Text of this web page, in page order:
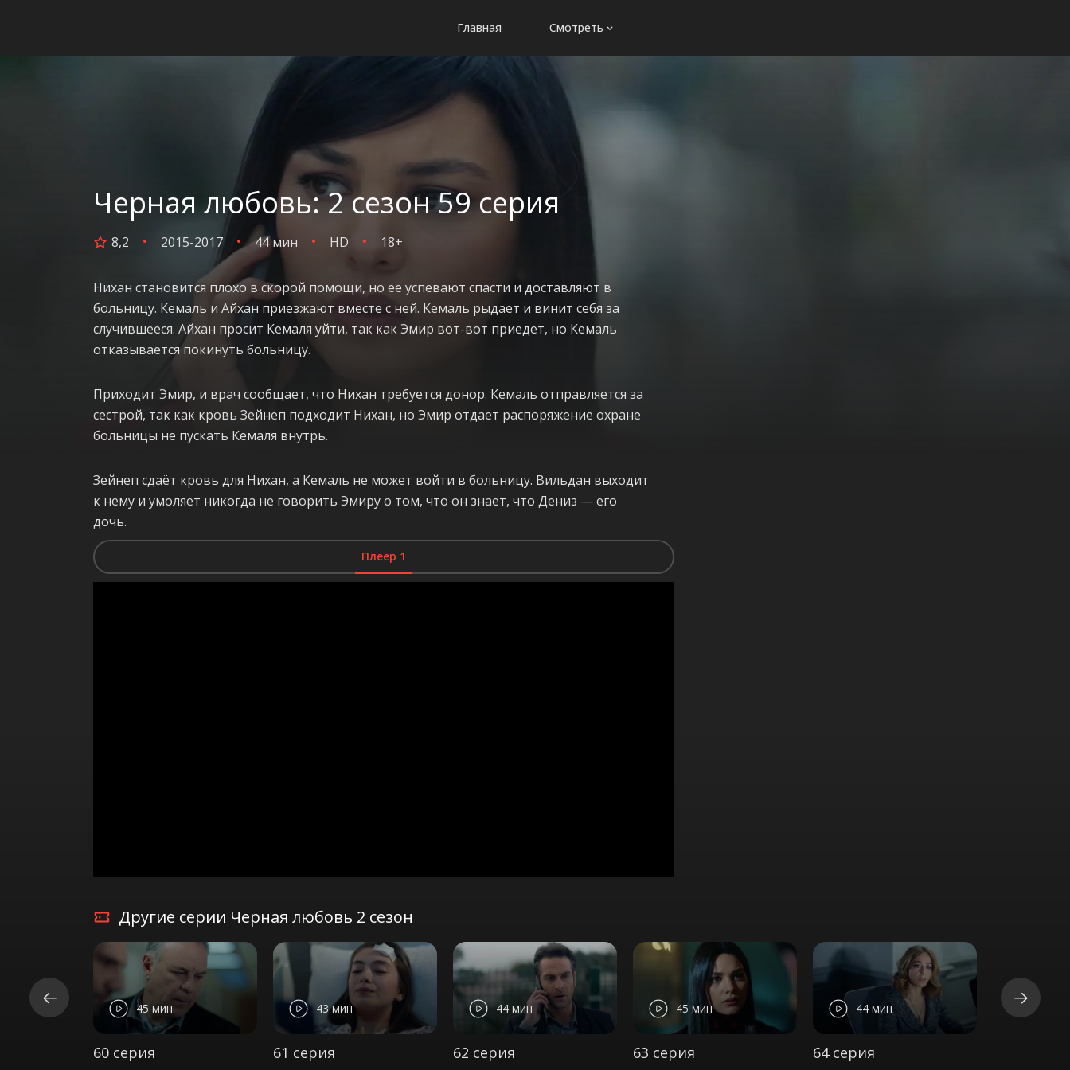
Главная Смотреть
Черная любовь: 2 сезон 59 серия
8,2 2015-2017 44 мин HD 18+
Нихан становится плохо в скорой помощи, но её успевают спасти и доставляют в
больницу. Кемаль и Айхан приезжают вместе с ней. Кемаль рыдает и винит себя за
случившееся. Айхан просит Кемаля уйти, так как Эмир вот-вот приедет, но Кемаль
отказывается покинуть больницу.
Приходит Эмир, и врач сообщает, что Нихан требуется донор. Кемаль отправляется за
сестрой, так как кровь Зейнеп подходит Нихан, но Эмир отдает распоряжение охране
больницы не пускать Кемаля внутрь.
Зейнеп сдаёт кровь для Нихан, а Кемаль не может войти в больницу. Вильдан выходит
к нему и умоляет никогда не говорить Эмиру о том, что он знает, что Дениз — его
дочь.
Плеер 1
Другие серии Черная любовь 2 сезон
45 мин
60 серия
43 мин
61 серия
44 мин
62 серия
45 мин
63 серия
44 мин
64 серия
44